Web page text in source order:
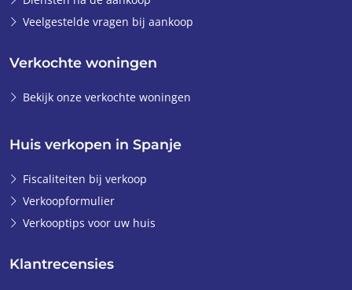
Veelgestelde vragen bij aankoop
Verkochte woningen
Bekijk onze verkochte woningen
Huis verkopen in Spanje
Fiscaliteiten bij verkoop
Verkoopformulier
Verkooptips voor uw huis
Klantrecensies